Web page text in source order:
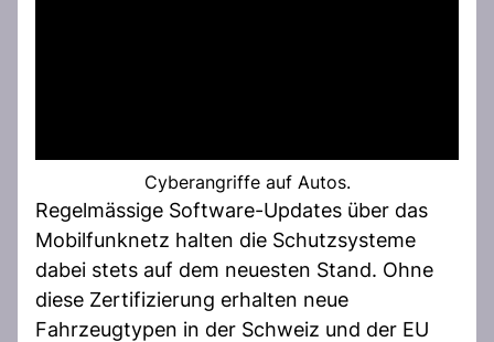
Cyberangriffe auf Autos.
Regelmässige Software-Updates über das
Mobilfunknetz halten die Schutzsysteme
dabei stets auf dem neuesten Stand. Ohne
diese Zertifizierung erhalten neue
Fahrzeugtypen in der Schweiz und der EU